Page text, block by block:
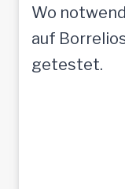
Wo
auf
getestet.